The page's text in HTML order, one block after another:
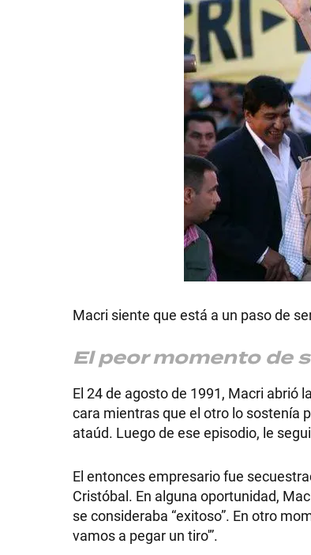
Macri siente que está a un paso de
El peor momento de
El 24 de agosto de 1991, Macri abrió
cara mientras que el otro lo sostenía
ataúd. Luego de ese episodio, le
El entonces empresario fue
Cristóbal. En alguna oportunidad,
se consideraba “exitoso”. En otro
vamos a pegar un tiro'”.
POLÍTICA
POLICIALES
ECONOMÍA
GRAN
HERMANO
SALUD